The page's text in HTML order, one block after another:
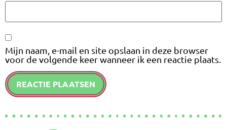
Mijn naam, e-mail en site opslaan in deze browser
voor de volgende keer wanneer ik een reactie plaats.